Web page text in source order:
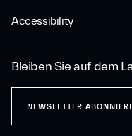
Accessibility
Bleiben Sie auf dem
NEWSLETTER